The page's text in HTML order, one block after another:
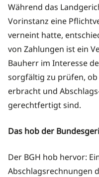
Während das
Vorinstanz eine
verneint hatte,
von Zahlungen ist ein
Bauherr im Interesse
sorgfältig zu prüfen,
erbracht und
gerechtfertigt sind.
Das hob der
Der BGH hob hervor:
Abschlagsrechnungen